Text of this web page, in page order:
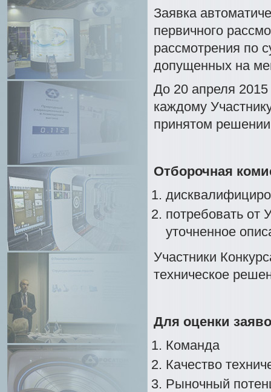
Заявка
первичного
рассмотрения по
допущенных на
До 20 апреля 2015
каждому
принятом
Отборочная
потребовать от
уточненное
Участники
техническое
Для оценки
Команда
Качество
Рыночный